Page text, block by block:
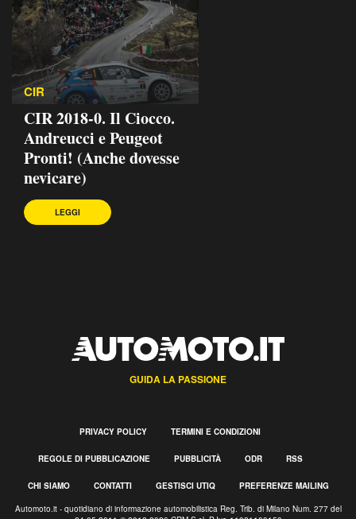
CIR
CIR 2018-0. Il Ciocco.
Andreucci e Peugeot
Pronti! (Anche dovesse
nevicare)
LEGGI
GUIDA LA PASSIONE
PRIVACY POLICY TERMINI E CONDIZIONI
REGOLE DI PUBBLICAZIONE PUBBLICITÀ ODR RSS
CHI SIAMO CONTATTI GESTISCI UTIQ PREFERENZE MAILING
Automoto.it - quotidiano di informazione automobilistica Reg. Trib. di Milano Num. 277 del